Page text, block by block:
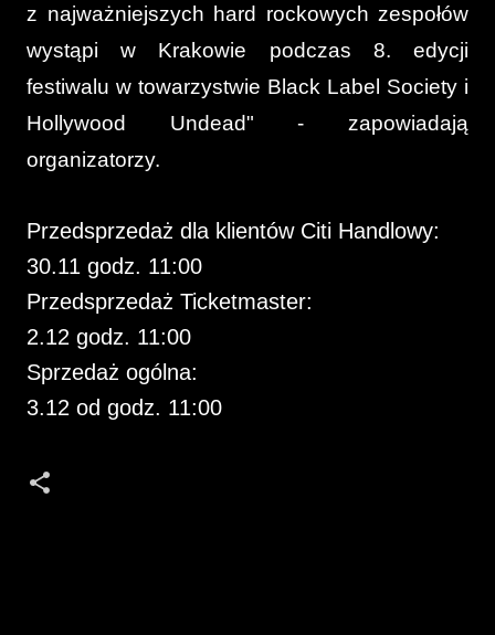
z najważniejszych hard rockowych zespołów
wystąpi w Krakowie podczas 8. edycji
festiwalu w towarzystwie Black Label Society i
Hollywood Undead" - zapowiadają
organizatorzy.
Przedsprzedaż dla klientów Citi Handlowy:
30.11 godz. 11:00
Przedsprzedaż Ticketmaster:
2.12 godz. 11:00
Sprzedaż ogólna:
3.12 od godz. 11:00